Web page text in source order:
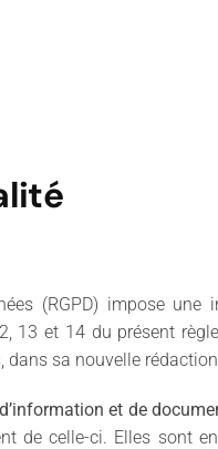
(RGPD) impose
13 et 14 du présent
sa nouvelle
et de
de celle-ci. Elles sont